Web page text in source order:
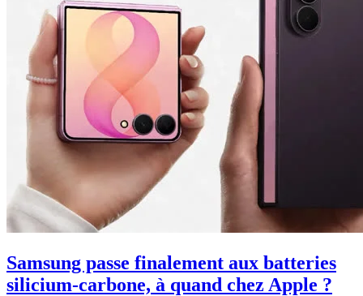
Samsung passe finalement aux batteries
silicium-carbone, à quand chez Apple ?